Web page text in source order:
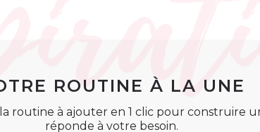
ROUTINE À LA UNE
routine à ajouter en 1 clic pour construire
réponde à votre besoin.